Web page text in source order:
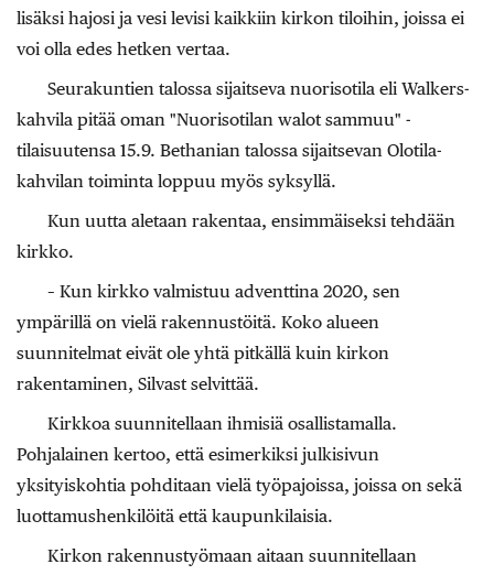
lisäksi hajosi ja vesi levisi kaikkiin kirkon tiloihin, joissa ei
voi olla edes hetken vertaa.
Seurakuntien talossa sijaitseva nuorisotila eli Walkers-
kahvila pitää oman "Nuorisotilan walot sammuu" -
tilaisuutensa 15.9. Bethanian talossa sijaitsevan Olotila-
kahvilan toiminta loppuu myös syksyllä.
Kun uutta aletaan rakentaa, ensimmäiseksi tehdään
kirkko.
– Kun kirkko valmistuu adventtina 2020, sen
ympärillä on vielä rakennustöitä. Koko alueen
suunnitelmat eivät ole yhtä pitkällä kuin kirkon
rakentaminen, Silvast selvittää.
Kirkkoa suunnitellaan ihmisiä osallistamalla.
Pohjalainen kertoo, että esimerkiksi julkisivun
yksityiskohtia pohditaan vielä työpajoissa, joissa on sekä
luottamushenkilöitä että kaupunkilaisia.
Kirkon rakennustyömaan aitaan suunnitellaan